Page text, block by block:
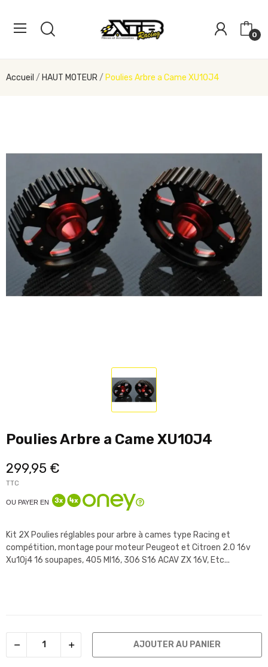
0
Accueil HAUT MOTEUR Poulies Arbre a Came XU10J4
Poulies Arbre a Came XU10J4
299,95 €
TTC
OU PAYER EN
Kit 2X Poulies réglables pour arbre à cames type Racing et
compétition, montage pour moteur Peugeot et Citroen 2.0 16v
Xu10j4 16 soupapes, 405 MI16, 306 S16 ACAV ZX 16V, Etc...
AJOUTER AU PANIER